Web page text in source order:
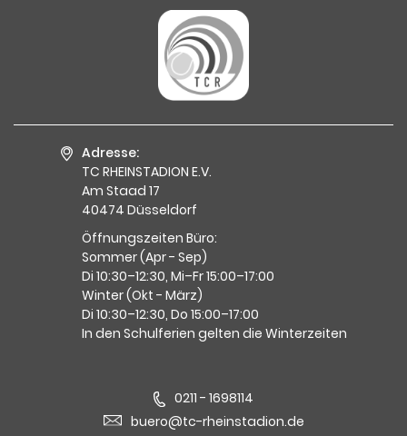
Adresse:
TC RHEINSTADION E.V.
Am Staad 17
40474 Düsseldorf
Öffnungszeiten Büro:
Sommer (Apr - Sep)
Di 10:30–12:30, Mi–Fr 15:00–17:00
Winter (Okt - März)
Di 10:30–12:30, Do 15:00–17:00
In den Schulferien gelten die Winterzeiten
0211 - 1698114
buero@tc-rheinstadion.de